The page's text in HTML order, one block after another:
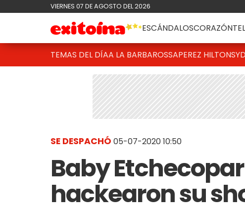
VIERNES 07 DE AGOSTO DEL 2026
ESCÁNDALOSCORAZÓN
TEMAS DEL DÍAA LA BARBAROSSAPEREZ HILTON
SE DESPACHÓ 05-07-2020 10:50
Baby
hackearon su